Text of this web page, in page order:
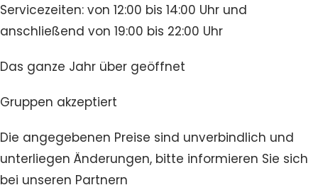
Servicezeiten: von 12:00 bis 14:00 Uhr und
anschließend von 19:00 bis 22:00 Uhr
Das ganze Jahr über geöffnet
Gruppen akzeptiert
Die angegebenen Preise sind unverbindlich und
unterliegen Änderungen, bitte informieren Sie sich
bei unseren Partnern